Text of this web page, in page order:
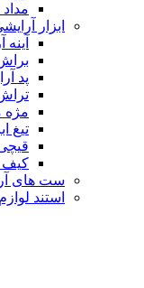
ابزار
پد
تیغ
کیف
ست های
استند